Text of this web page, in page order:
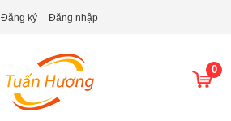
Đăng ký Đăng nhập
0